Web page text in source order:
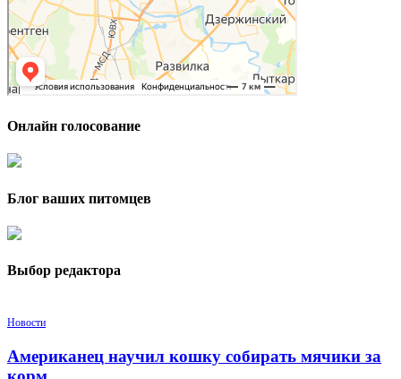
Онлайн голосование
Блог ваших питомцев
Выбор редактора
Новости
Американец научил кошку собирать мячики за